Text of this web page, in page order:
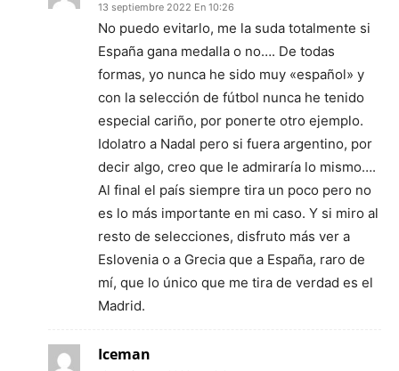
13 septiembre 2022 En 10:26
No puedo evitarlo, me la suda totalmente si
España gana medalla o no…. De todas
formas, yo nunca he sido muy «español» y
con la selección de fútbol nunca he tenido
especial cariño, por ponerte otro ejemplo.
Idolatro a Nadal pero si fuera argentino, por
decir algo, creo que le admiraría lo mismo….
Al final el país siempre tira un poco pero no
es lo más importante en mi caso. Y si miro al
resto de selecciones, disfruto más ver a
Eslovenia o a Grecia que a España, raro de
mí, que lo único que me tira de verdad es el
Madrid.
Iceman